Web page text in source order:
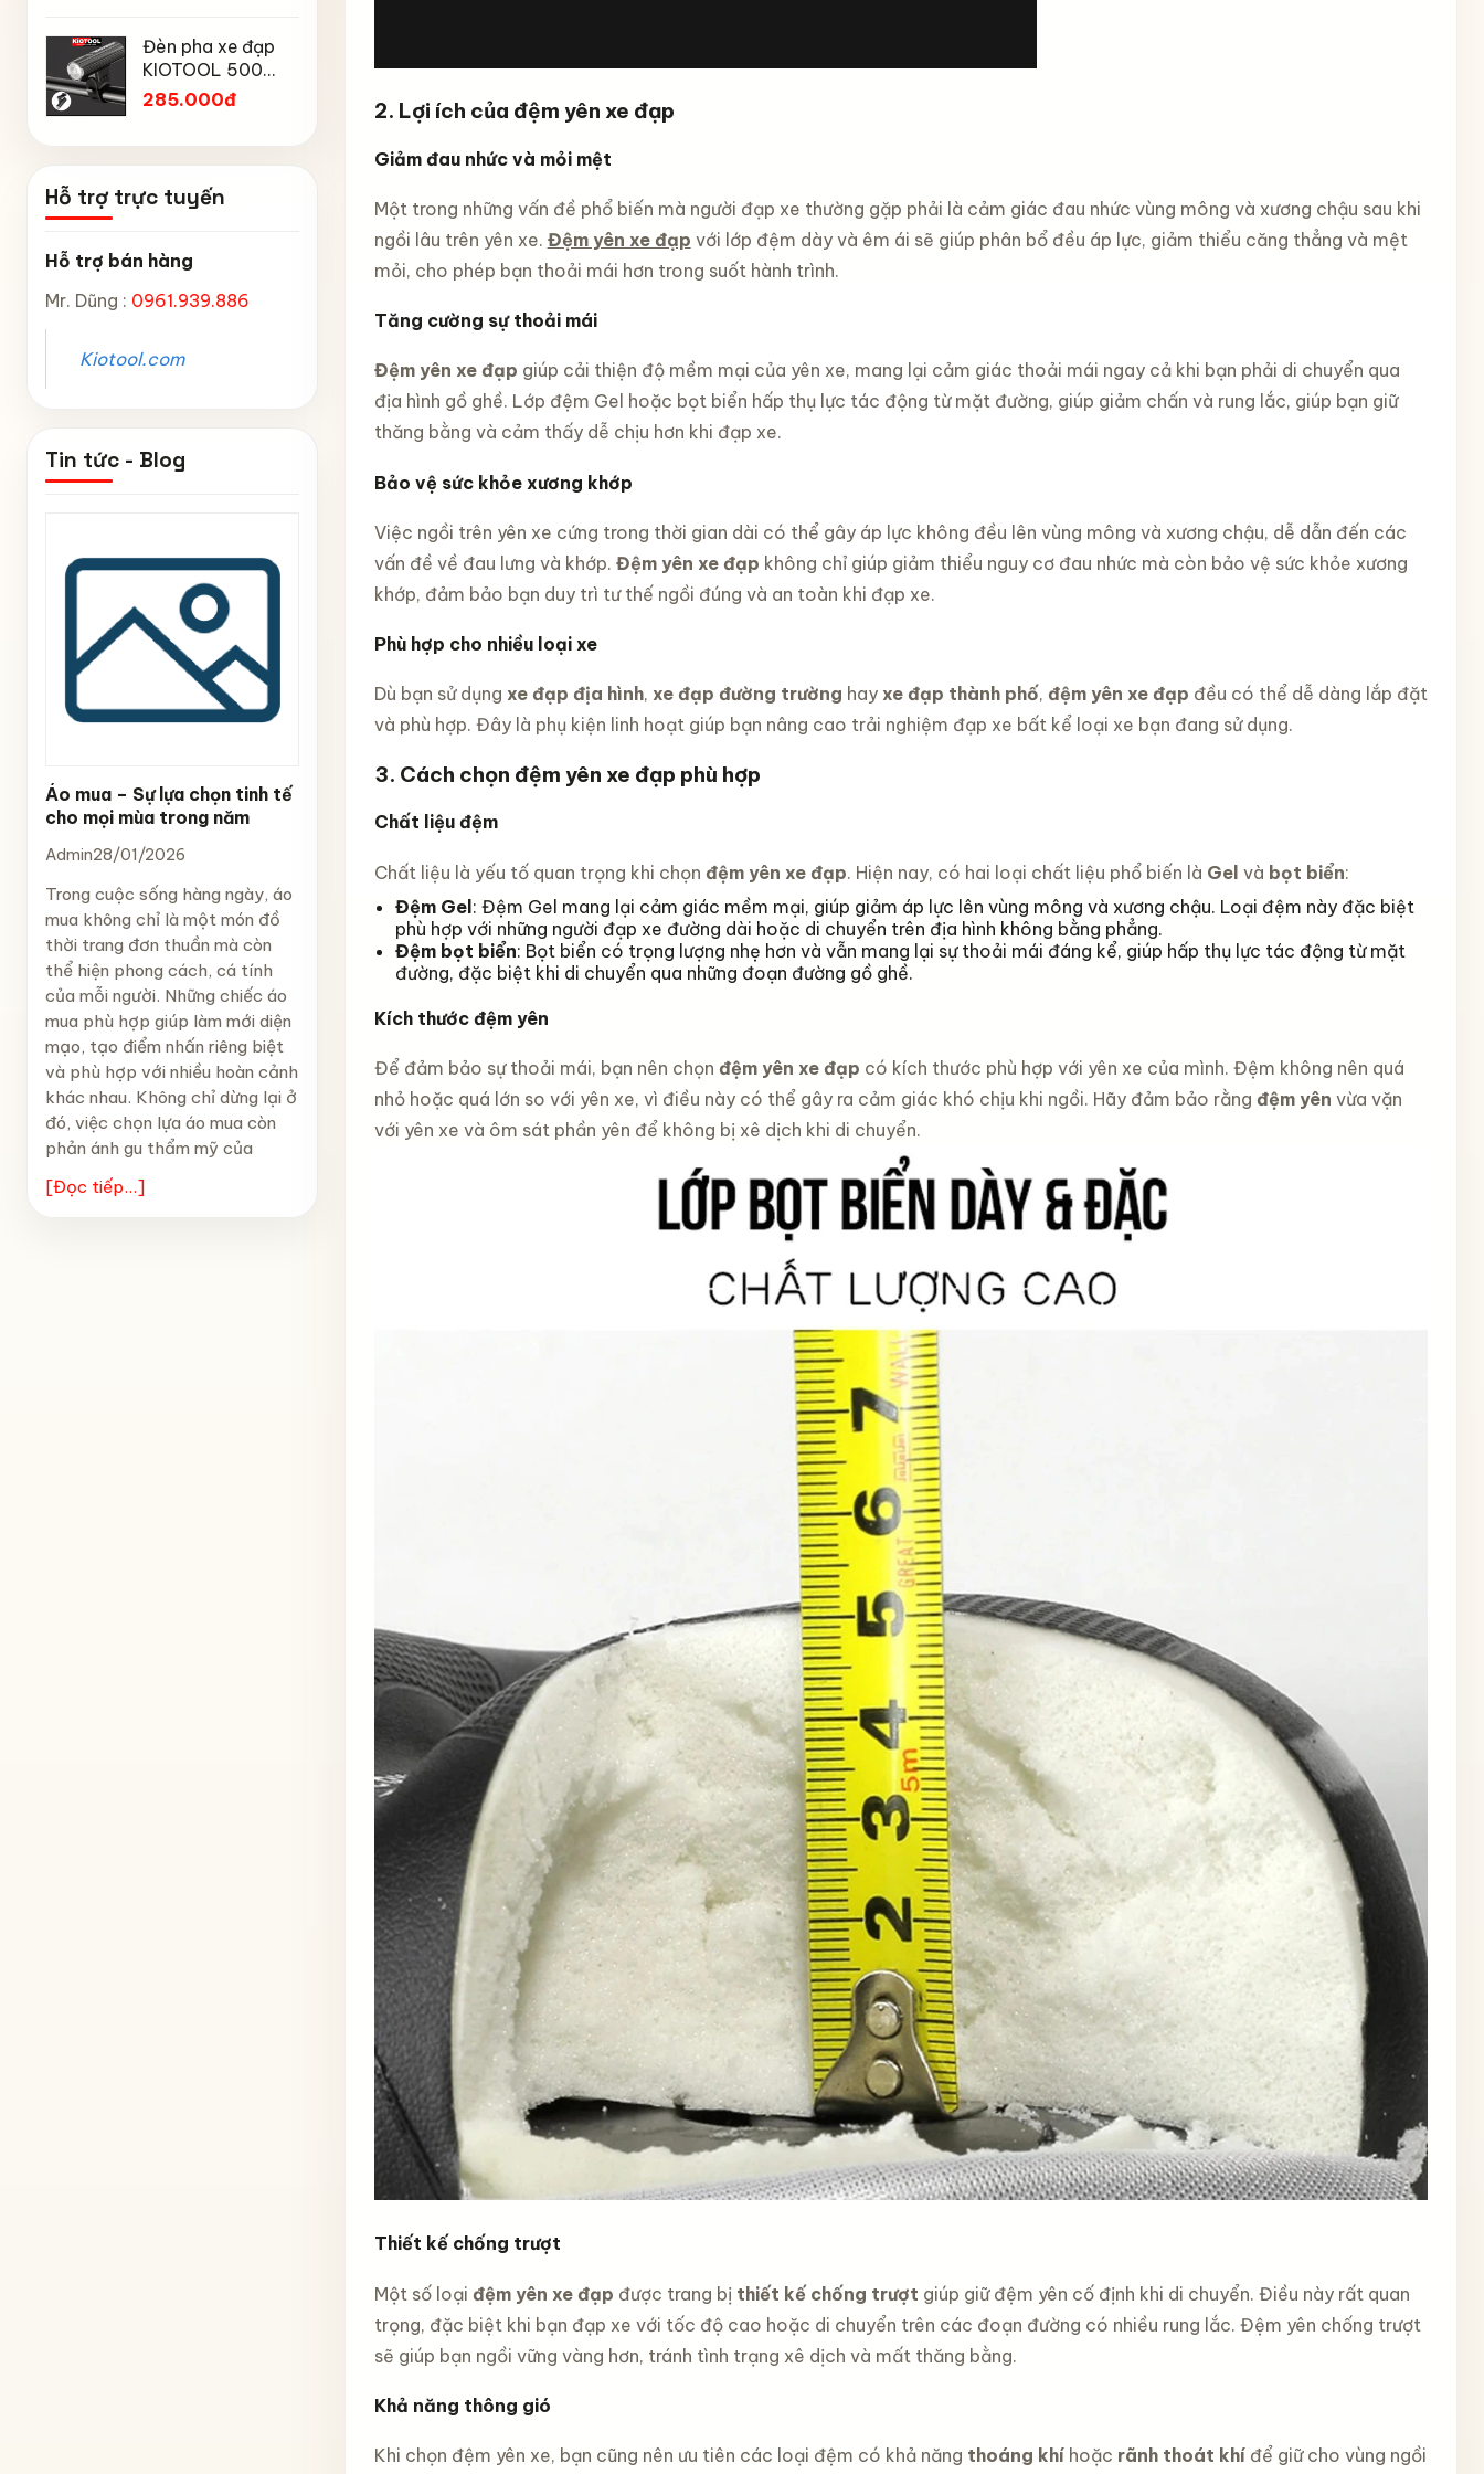
Chống Bụi, Chống
Tia UV, Có Phản
Quang & Lỗ Khóa
Chống Bay
Đèn pha xe đạp
KIOTOOL 500
Lumen chống
285.000đ
Kiotool đủ size 12
inch -14 inch -16
inch -18 inch -20
Hỗ trợ trực tuyến
Hỗ trợ bán hàng
Mr. Dũng : 0961.939.886
Kiotool.com
Tin tức - Blog
Áo mua – Sự lựa chọn tinh tế
cho mọi mùa trong năm
Admin28/01/2026
Trong cuộc sống hàng ngày, áo
mua không chỉ là một món đồ
thời trang đơn thuần mà còn
thể hiện phong cách, cá tính
của mỗi người. Những chiếc áo
mua phù hợp giúp làm mới diện
mạo, tạo điểm nhấn riêng biệt
và phù hợp với nhiều hoàn cảnh
khác nhau. Không chỉ dừng lại ở
đó, việc chọn lựa áo mua còn
phản ánh gu thẩm mỹ của
[Đọc tiếp...]
2. Lợi ích của đệm yên xe đạp
Giảm đau nhức và mỏi mệt
Một trong những vấn đề phổ biến mà người đạp xe thường gặp phải là cảm giác đau nhức vùng mông và xương chậu sau khi
ngồi lâu trên yên xe. Đệm yên xe đạp với lớp đệm dày và êm ái sẽ giúp phân bổ đều áp lực, giảm thiểu căng thẳng và mệt
mỏi, cho phép bạn thoải mái hơn trong suốt hành trình.
Tăng cường sự thoải mái
Đệm yên xe đạp giúp cải thiện độ mềm mại của yên xe, mang lại cảm giác thoải mái ngay cả khi bạn phải di chuyển qua
địa hình gồ ghề. Lớp đệm Gel hoặc bọt biển hấp thụ lực tác động từ mặt đường, giúp giảm chấn và rung lắc, giúp bạn giữ
thăng bằng và cảm thấy dễ chịu hơn khi đạp xe.
Bảo vệ sức khỏe xương khớp
Việc ngồi trên yên xe cứng trong thời gian dài có thể gây áp lực không đều lên vùng mông và xương chậu, dễ dẫn đến các
vấn đề về đau lưng và khớp. Đệm yên xe đạp không chỉ giúp giảm thiểu nguy cơ đau nhức mà còn bảo vệ sức khỏe xương
khớp, đảm bảo bạn duy trì tư thế ngồi đúng và an toàn khi đạp xe.
Phù hợp cho nhiều loại xe
Dù bạn sử dụng xe đạp địa hình, xe đạp đường trường hay xe đạp thành phố, đệm yên xe đạp đều có thể dễ dàng lắp đặt
và phù hợp. Đây là phụ kiện linh hoạt giúp bạn nâng cao trải nghiệm đạp xe bất kể loại xe bạn đang sử dụng.
3. Cách chọn đệm yên xe đạp phù hợp
Chất liệu đệm
Chất liệu là yếu tố quan trọng khi chọn đệm yên xe đạp. Hiện nay, có hai loại chất liệu phổ biến là Gel và bọt biển:
Đệm Gel: Đệm Gel mang lại cảm giác mềm mại, giúp giảm áp lực lên vùng mông và xương chậu. Loại đệm này đặc biệt
phù hợp với những người đạp xe đường dài hoặc di chuyển trên địa hình không bằng phẳng.
Đệm bọt biển: Bọt biển có trọng lượng nhẹ hơn và vẫn mang lại sự thoải mái đáng kể, giúp hấp thụ lực tác động từ mặt
đường, đặc biệt khi di chuyển qua những đoạn đường gồ ghề.
Kích thước đệm yên
Để đảm bảo sự thoải mái, bạn nên chọn đệm yên xe đạp có kích thước phù hợp với yên xe của mình. Đệm không nên quá
nhỏ hoặc quá lớn so với yên xe, vì điều này có thể gây ra cảm giác khó chịu khi ngồi. Hãy đảm bảo rằng đệm yên vừa vặn
với yên xe và ôm sát phần yên để không bị xê dịch khi di chuyển.
Thiết kế chống trượt
Một số loại đệm yên xe đạp được trang bị thiết kế chống trượt giúp giữ đệm yên cố định khi di chuyển. Điều này rất quan
trọng, đặc biệt khi bạn đạp xe với tốc độ cao hoặc di chuyển trên các đoạn đường có nhiều rung lắc. Đệm yên chống trượt
sẽ giúp bạn ngồi vững vàng hơn, tránh tình trạng xê dịch và mất thăng bằng.
Khả năng thông gió
Khi chọn đệm yên xe, bạn cũng nên ưu tiên các loại đệm có khả năng thoáng khíhoặc rãnh thoát khíđể giữ cho vùng ngồi